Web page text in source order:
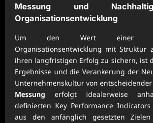
Messung und
Organisationsentwicklung
Um den Wert einer
Organisationsentwicklung mit Struktur
ihren langfristigen Erfolg zu sichern, ist
Ergebnisse und die Verankerung der
Unternehmenskultur von
Messung erfolgt idealerweise
definierten Key Performance
aus den anfänglich gesetzten